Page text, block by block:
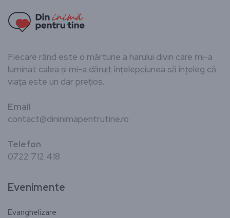
Fiecare rând este o mărturie a harului divin care mi-a
luminat calea și mi-a dăruit înțelepciunea să înțeleg că
viața este un dar prețios.
Email
contact@dininimapentrutine.ro
Telefon
0722 712 418
Evenimente
Evanghelizare